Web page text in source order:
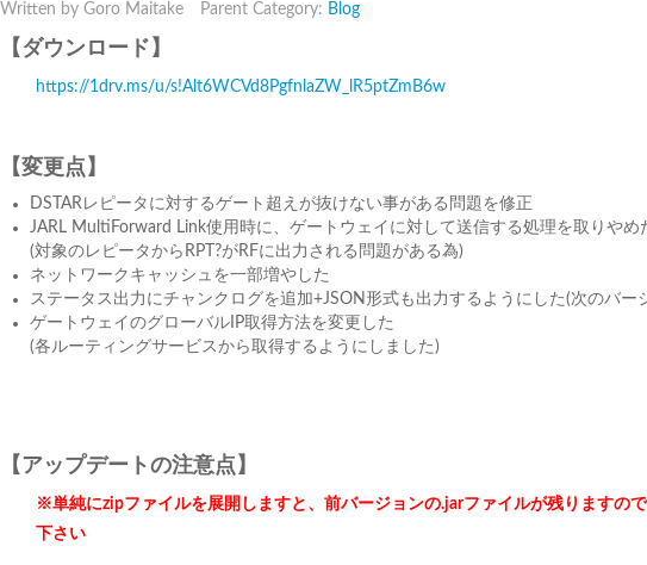
Written by Goro Maitake Parent Category: Blog
【ダウンロード】
https://1drv.ms/u/s!Alt6WCVd8PgfnlaZW_lR5ptZmB6w
【変更点】
DSTARレピータに対するゲート超えが抜けない事がある問題を修正
JARL MultiForward Link使用時に、ゲートウェイに対して送信する処理を取りやめ
(対象のレピータからRPT?がRFに出力される問題がある為)
ネットワークキャッシュを一部増やした
ステータス出力にチャンクログを追加+JSON形式も出力するようにした(次のバー
ゲートウェイのグローバルIP取得方法を変更した
(各ルーティングサービスから取得するようにしました)
【アップデートの注意点】
※単純にzipファイルを展開しますと、前バージョンの.jarファイルが残りますの
下さい